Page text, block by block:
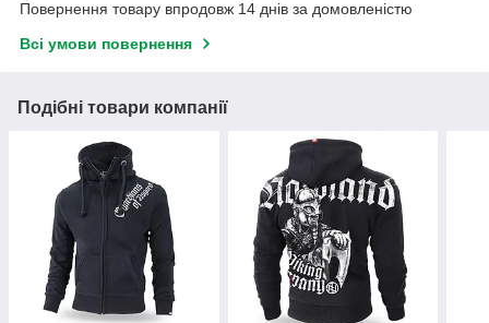
Повернення товару впродовж 14 днів за домовленістю
Всі умови повернення
Подібні товари компанії